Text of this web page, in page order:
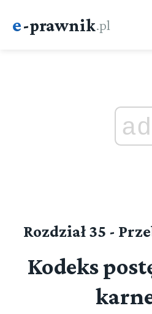
e-prawnik.pl
ad
Rozdział 35 -
Kodeks